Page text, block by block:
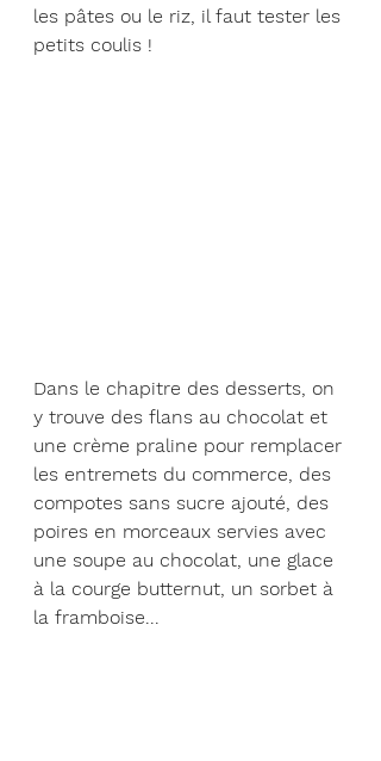
les pâtes ou le riz, il faut tester les
petits coulis !
Dans le chapitre des desserts, on
y trouve des flans au chocolat et
une crème praline pour remplacer
les entremets du commerce, des
compotes sans sucre ajouté, des
poires en morceaux servies avec
une soupe au chocolat, une glace
à la courge butternut, un sorbet à
la framboise...